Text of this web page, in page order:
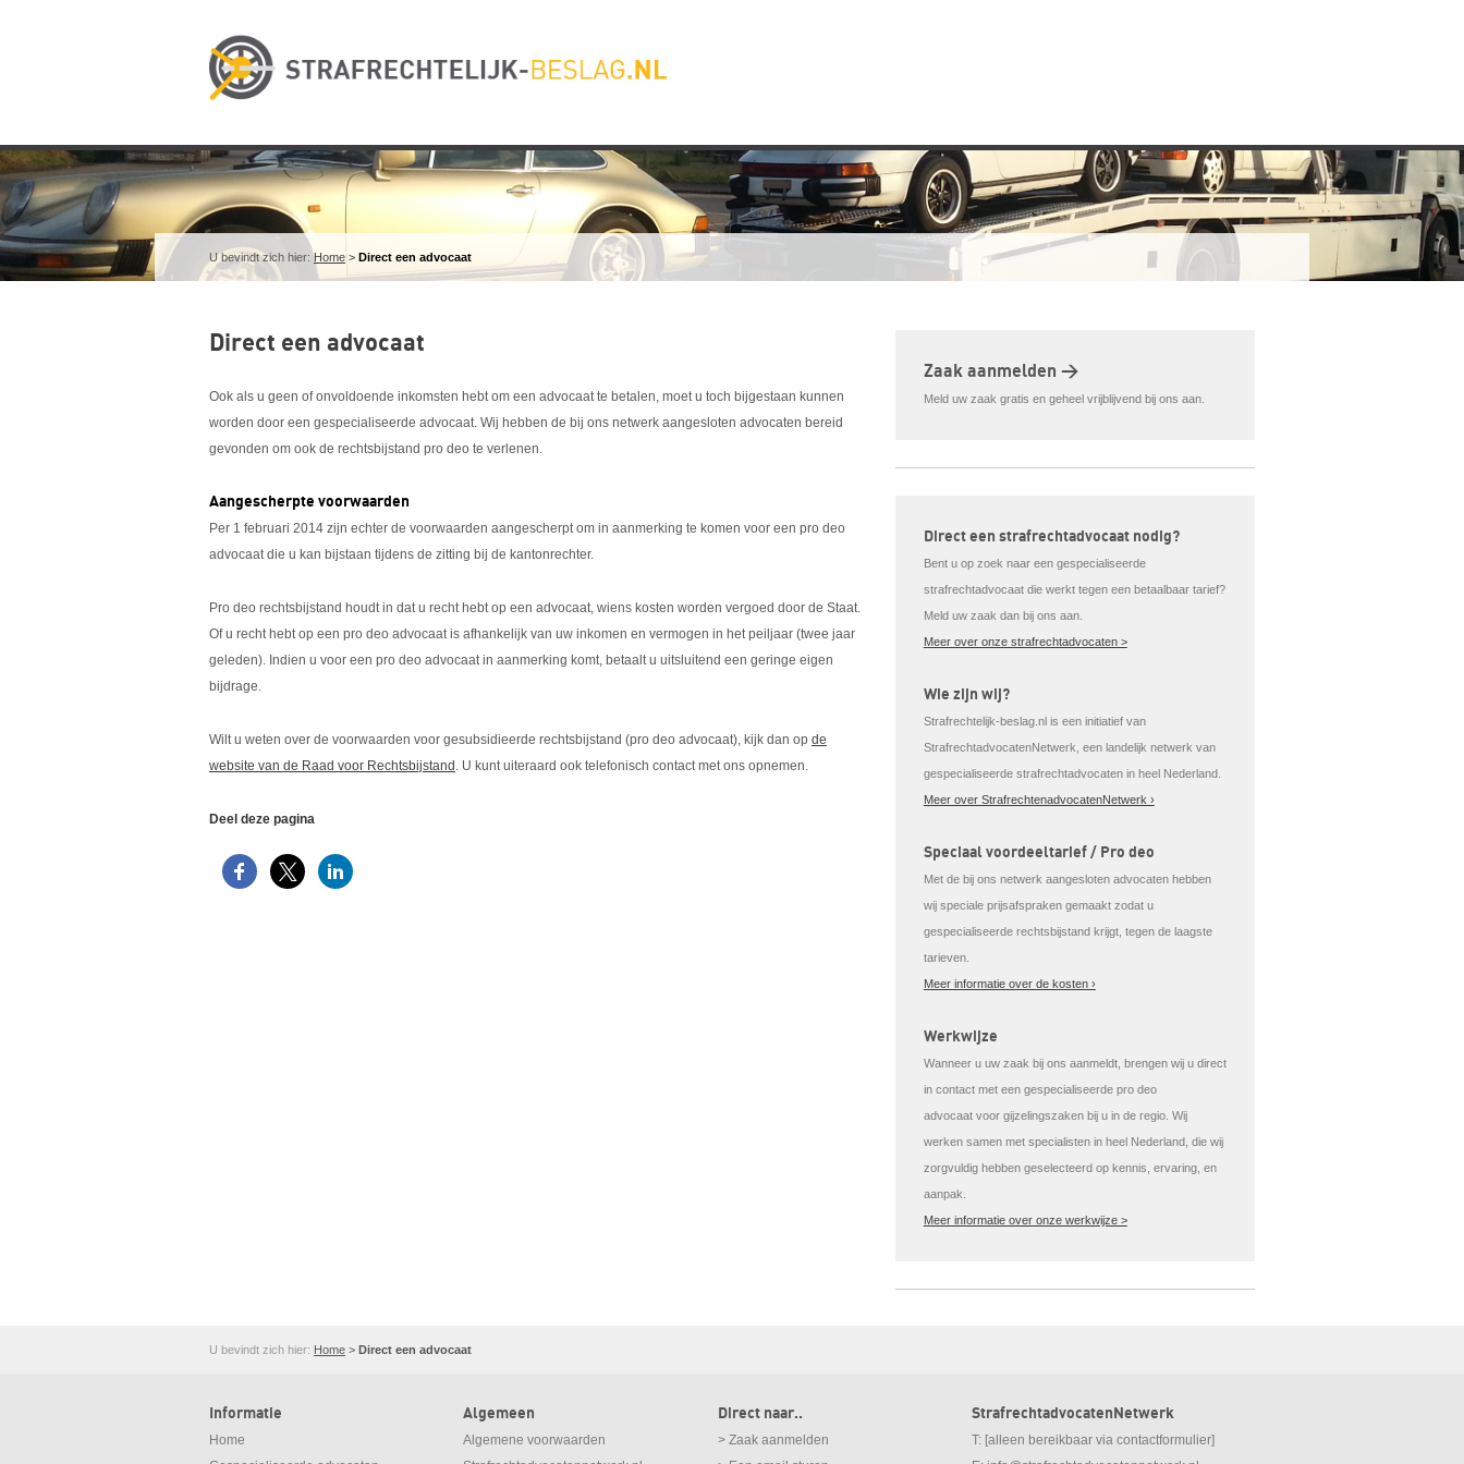
U bevindt zich hier: Home > Direct een advocaat
Direct een advocaat
Ook als u geen of onvoldoende inkomsten hebt om een advocaat te betalen, moet u toch bijgestaan kunnen
worden door een gespecialiseerde advocaat. Wij hebben de bij ons netwerk aangesloten advocaten bereid
gevonden om ook de rechtsbijstand pro deo te verlenen.
Aangescherpte voorwaarden
Per 1 februari 2014 zijn echter de voorwaarden aangescherpt om in aanmerking te komen voor een pro deo
advocaat die u kan bijstaan tijdens de zitting bij de kantonrechter.
Pro deo rechtsbijstand houdt in dat u recht hebt op een advocaat, wiens kosten worden vergoed door de Staat.
Of u recht hebt op een pro deo advocaat is afhankelijk van uw inkomen en vermogen in het peiljaar (twee jaar
geleden). Indien u voor een pro deo advocaat in aanmerking komt, betaalt u uitsluitend een geringe eigen
bijdrage.
Wilt u weten over de voorwaarden voor gesubsidieerde rechtsbijstand (pro deo advocaat), kijk dan op de
website van de Raad voor Rechtsbijstand . U kunt uiteraard ook telefonisch contact met ons opnemen.
Deel deze pagina
Zaak aanmelden >
Meld uw zaak gratis en geheel vrijblijvend bij ons aan.
Direct een strafrechtadvocaat nodig?
Bent u op zoek naar een gespecialiseerde
strafrechtadvocaat die werkt tegen een betaalbaar tarief?
Meld uw zaak dan bij ons aan.
Meer over onze strafrechtadvocaten >
Wie zijn wij?
Strafrechtelijk-beslag.nl is een initiatief van
StrafrechtadvocatenNetwerk, een landelijk netwerk van
gespecialiseerde strafrechtadvocaten in heel Nederland.
Meer over StrafrechtenadvocatenNetwerk ›
Speciaal voordeeltarief / Pro deo
Met de bij ons netwerk aangesloten advocaten hebben
wij speciale prijsafspraken gemaakt zodat u
gespecialiseerde rechtsbijstand krijgt, tegen de laagste
tarieven.
Meer informatie over de kosten ›
Werkwijze
Wanneer u uw zaak bij ons aanmeldt, brengen wij u direct
in contact met een gespecialiseerde pro deo
advocaat voor gijzelingszaken bij u in de regio. Wij
werken samen met specialisten in heel Nederland, die wij
zorgvuldig hebben geselecteerd op kennis, ervaring, en
aanpak.
Meer informatie over onze werkwijze >
U bevindt zich hier: Home > Direct een advocaat
Informatie
Home
Algemeen
Algemene voorwaarden
Direct naar..
> Zaak aanmelden
StrafrechtadvocatenNetwerk
T: [alleen bereikbaar via contactformulier]